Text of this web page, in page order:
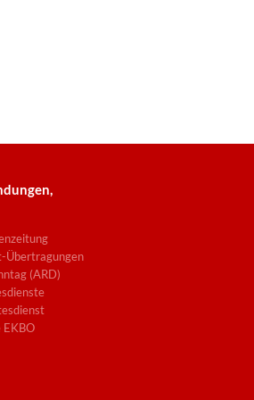
Übertragungen
(ARD)